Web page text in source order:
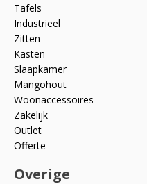
Tafels
Industrieel
Zitten
Kasten
Slaapkamer
Mangohout
Woonaccessoires
Zakelijk
Outlet
Offerte
Overige